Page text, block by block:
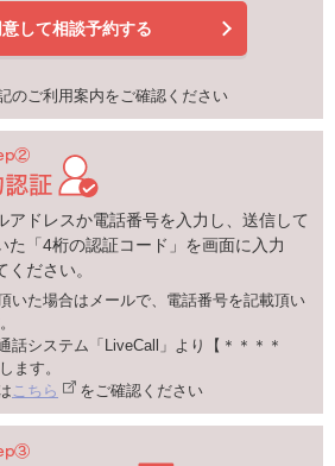
意して相談予約する
のご利用案内をご確認ください
アドレスか電話番号を入力し、送信して
た「4桁の認証コード」を画面に入力
ださい。
いた場合はメールで、電話番号を記載頂い
話システム「LiveCall」より【＊＊＊＊
ます。
こちら をご確認ください